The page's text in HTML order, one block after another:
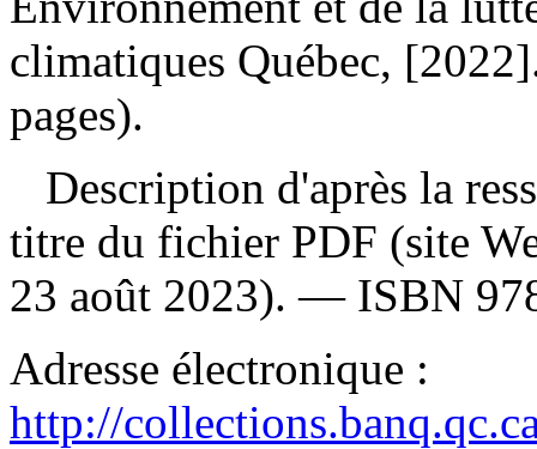
climatiques Québec,
pages).
Description d'après la
titre du fichier PDF (site
23 août 2023). — ISBN
Adresse électronique :
http://